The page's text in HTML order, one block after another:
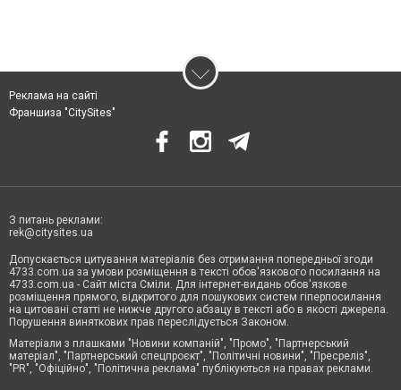
Реклама на сайті
Франшиза "CitySites"
З питань реклами:
rek@citysites.ua
Допускається цитування матеріалів без отримання попередньої згоди
4733.com.ua за умови розміщення в тексті обов'язкового посилання на
4733.com.ua - Сайт міста Сміли. Для інтернет-видань обов'язкове
розміщення прямого, відкритого для пошукових систем гіперпосилання
на цитовані статті не нижче другого абзацу в тексті або в якості джерела.
Порушення виняткових прав переслідується Законом.
Матеріали з плашками "Новини компаній", "Промо", "Партнерський
матеріал", "Партнерський спецпроєкт", "Політичні новини", "Пресреліз",
"PR", "Офіційно", "Політична реклама" публікуються на правах реклами.